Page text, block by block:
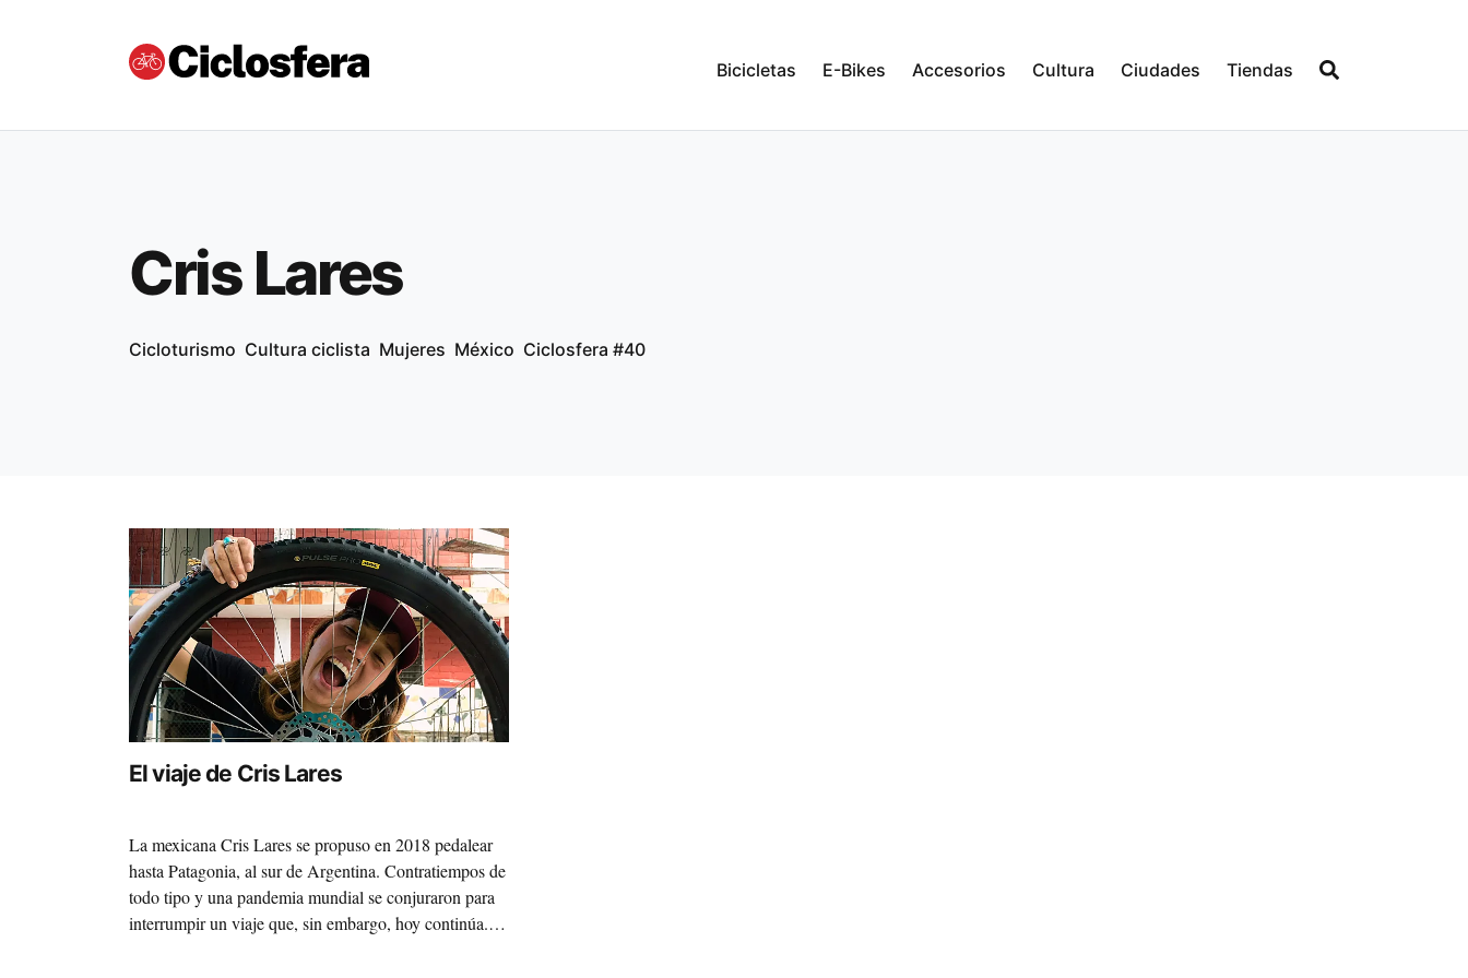
Bicicletas E-Bikes Accesorios Cultura Ciudades Tiendas
Cris Lares
Cicloturismo Cultura ciclista Mujeres México Ciclosfera #40
El viaje de Cris Lares
La mexicana Cris Lares se propuso en 2018 pedalear
hasta Patagonia, al sur de Argentina. Contratiempos de
todo tipo y una pandemia mundial se conjuraron para
interrumpir un viaje que, sin embargo, hoy continúa.